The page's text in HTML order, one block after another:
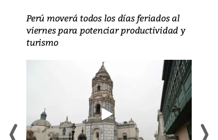
Perú moverá todos los días feriados al
viernes para potenciar productividad y
turismo